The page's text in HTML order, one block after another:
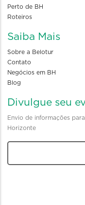
Perto de BH
Roteiros
Saiba Mais
Sobre a Belotur
Contato
Negócios em BH
Blog
Divulgue seu
Envio de informações
Horizonte